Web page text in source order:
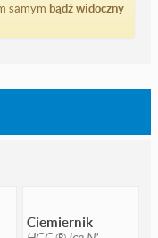
samym bądź widoczny
Ciemiernik